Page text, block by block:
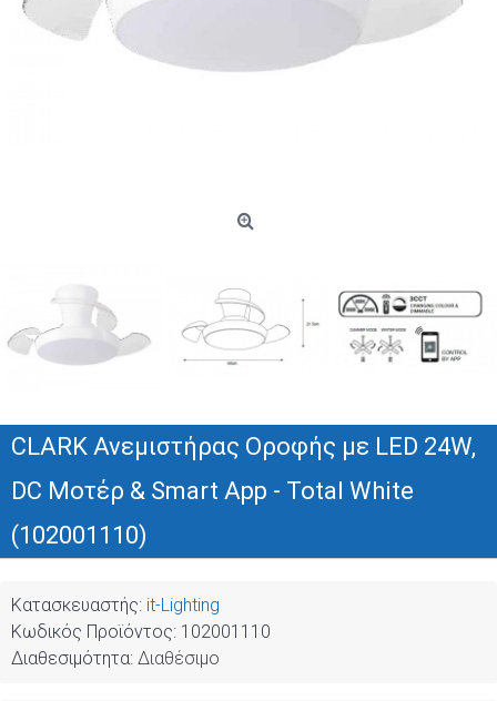
CLARK Ανεμιστήρας Οροφής με LED 24W,
DC Μοτέρ & Smart App - Total White
(102001110)
Κατασκευαστής: it-Lighting
Κωδικός Προϊόντος: 102001110
Διαθεσιμότητα: Διαθέσιμο